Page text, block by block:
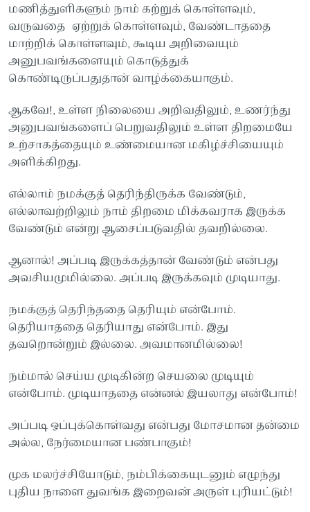
மணித்துளிகளும் நாம் கற்றுக் கொள்ளவும்,
வருவதை ஏற்றுக் கொள்ளவும், வேண்டாததை
மாற்றிக் கொள்ளவும், கூடிய அறிவையும்
அனுபவங்களையும் கொடுத்துக்
கொண்டிருப்பதுதான் வாழ்க்கையாகும்.
ஆகவே!, உள்ள நிலையை அறிவதிலும், உணர்ந்து
அனுபவங்களைப் பெறுவதிலும் உள்ள திறமையே
உற்சாகத்தையும் உண்மையான மகிழ்ச்சியையும்
அளிக்கிறது.
எல்லாம் நமக்குத் தெரிந்திருக்க வேண்டும்,
எல்லாவற்றிலும் நாம் திறமை மிக்கவராக இருக்க
வேண்டும் என்று ஆசைப்படுவதில் தவறில்லை.
ஆனால்! அப்படி இருக்கத்தான் வேண்டும் என்பது
அவசியமுமில்லை. அப்படி இருக்கவும் முடியாது.
நமக்குத் தெரிந்ததை தெரியும் என்போம்.
தெரியாததை தெரியாது என்போம். இது
தவறொன்றும் இல்லை. அவமானமில்லை!
நம்மால் செய்ய முடிகின்ற செயலை முடியும்
என்போம். முடியாததை என்னல் இயலாது என்போம்!
அப்படி ஒப்புக்கொள்வது என்பது மோசமான தன்மை
அல்ல, நேர்மையான பண்பாகும்!
முக மலர்ச்சியோடும், நம்பிக்கையுடனும் எழுந்து
புதிய நாளை துவங்க இறைவன் அருள் புரியட்டும்!